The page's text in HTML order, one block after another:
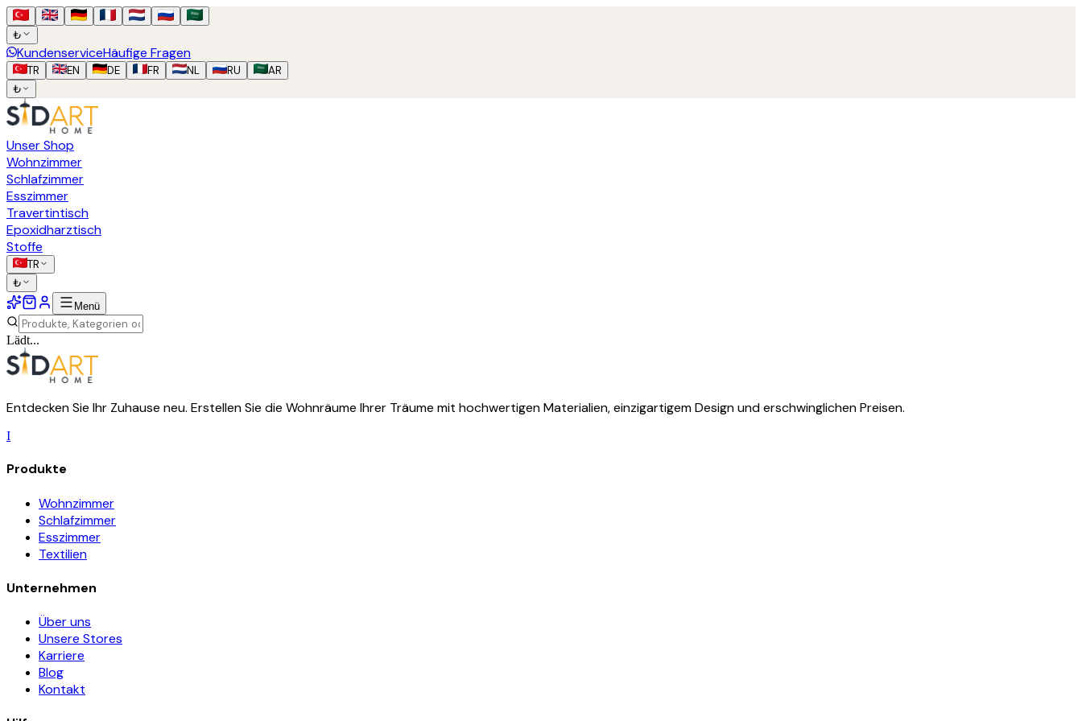
₺
KundenserviceHäufige Fragen
TR EN DE FR NL RU
AR
₺
Unser Shop
Wohnzimmer
Schlafzimmer
Esszimmer
Travertintisch
Epoxidharztisch
Stoffe
TR
₺
Menü
Lädt...
Entdecken Sie Ihr Zuhause neu. Erstellen Sie die Wohnräume Ihrer Träume mit hochwertigen Materialien, einzigartigem Design und erschwinglichen Preisen.
I
Produkte
Wohnzimmer
Schlafzimmer
Esszimmer
Textilien
Unternehmen
Über uns
Unsere Stores
Karriere
Blog
Kontakt